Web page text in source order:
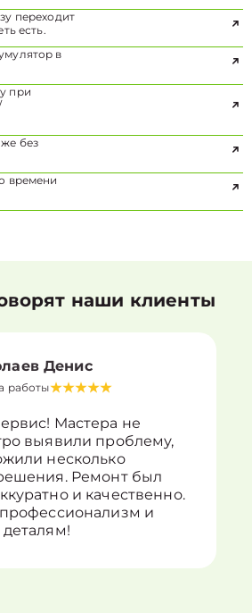
переходит
есть.
в
при
без
времени
наши клиенты
Денис
работы
Мастера не
выявили проблему,
несколько
Ремонт был
и качественно.
и